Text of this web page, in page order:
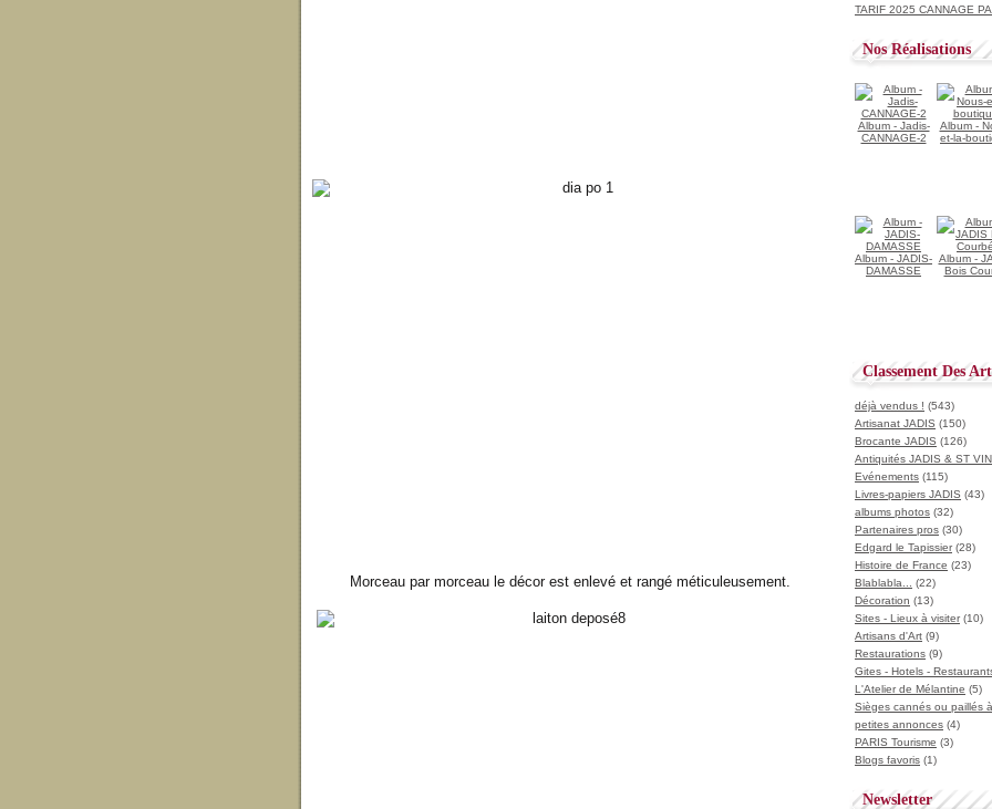
Morceau par morceau le décor est enlevé et rangé méticuleusement.
TARIF 2025 CANNAGE
Nos Réalisations
Album - Jadis-
CANNAGE-2
Album -
et-la-
Album - JADIS-
DAMASSE
Album -
Bois
Classement Des
déjà vendus ! (543)
Artisanat JADIS (150)
Brocante JADIS (126)
Antiquités JADIS & ST
Evénements (115)
Livres-papiers JADIS (43)
albums photos (32)
Partenaires pros (30)
Edgard le Tapissier(28)
Histoire de France (23)
Blablabla...
(22)
Décoration (13)
Sites - Lieux à visiter(10)
Artisans d'Art (9)
Restaurations (9)
Gites - Hotels -
L'Atelier de Mélantine (5)
Sièges cannés ou paillés
petites annonces (4)
PARIS Tourisme (3)
Blogs favoris (1)
Newsletter